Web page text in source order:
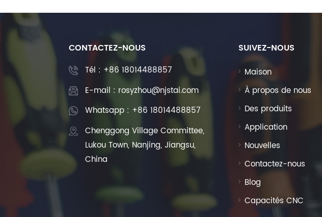
CONTACTEZ-NOUS
Tél : +86 18014488857
E-mail : rosyzhou@njstai.com
Whatsapp : +86 18014488857
Chenggong Village Committee,
Lukou Town, Nanjing, Jiangsu,
China
SUIVEZ-NOUS
Maison
À propos de nous
Des produits
Application
Nouvelles
Contactez-nous
Blog
Capacités CNC